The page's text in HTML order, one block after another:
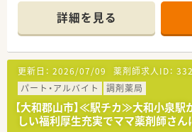
ーム、マニュアルチームなど手上げ
事をしてもらいながら社内を活気付
■ワークライフバランスも重視され
詳細を見る
更新日： 2026/07/09 薬剤師求人ID：
パート・アルバイト
調剤薬局
【大和郡山市】≪駅チカ≫大和小泉
しい福利厚生充実でママ薬剤師さん